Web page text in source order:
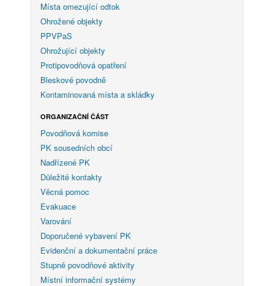
Místa omezující odtok
Ohrožené objekty
PPVPaS
Ohrožující objekty
Protipovodňová opatření
Bleskové povodně
Kontaminovaná místa a skládky
ORGANIZAČNÍ ČÁST
Povodňová komise
PK sousedních obcí
Nadřízené PK
Důležité kontakty
Věcná pomoc
Evakuace
Varování
Doporučené vybavení PK
Evidenční a dokumentační práce
Stupně povodňové aktivity
Místní informační systémy